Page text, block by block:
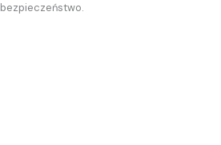
bezpieczeństwo.